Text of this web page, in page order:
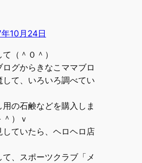
10月24日
（＾０＾）
ログからきなこママブロ
して、いろいろ調べてい
の石鹸などを購入しま
）ｖ
していたら、ヘロヘロ店
、スポーツクラブ「メ